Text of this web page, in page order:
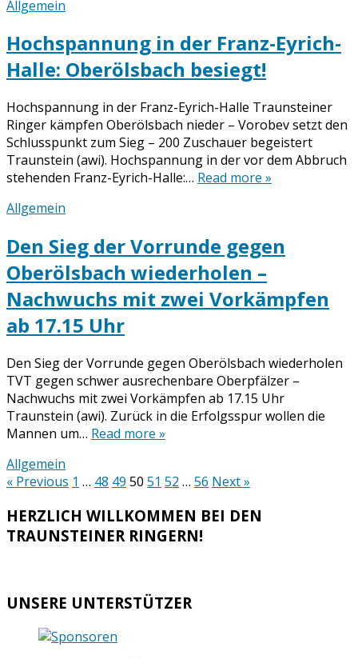
Allgemein
Hochspannung in der Franz-Eyrich-
Halle: Oberölsbach besiegt!
Hochspannung in der Franz-Eyrich-Halle Traunsteiner
Ringer kämpfen Oberölsbach nieder – Vorobev setzt den
Schlusspunkt zum Sieg – 200 Zuschauer begeistert
Traunstein (awi). Hochspannung in der vor dem Abbruch
stehenden Franz-Eyrich-Halle:… Read more »
Allgemein
Den Sieg der Vorrunde gegen
Oberölsbach wiederholen –
Nachwuchs mit zwei Vorkämpfen
ab 17.15 Uhr
Den Sieg der Vorrunde gegen Oberölsbach wiederholen
TVT gegen schwer ausrechenbare Oberpfälzer –
Nachwuchs mit zwei Vorkämpfen ab 17.15 Uhr
Traunstein (awi). Zurück in die Erfolgsspur wollen die
Mannen um… Read more »
Allgemein
Seitennummerierung
der
Beiträge
« Previous 1 … 48 49 50 51 52 … 56 Next »
HERZLICH WILLKOMMEN BEI DEN
TRAUNSTEINER RINGERN!
UNSERE UNTERSTÜTZER